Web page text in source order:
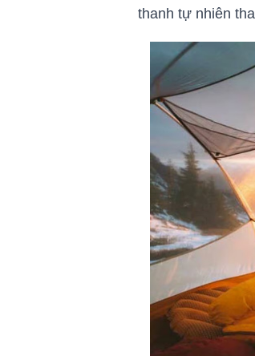
thanh tự nhiên